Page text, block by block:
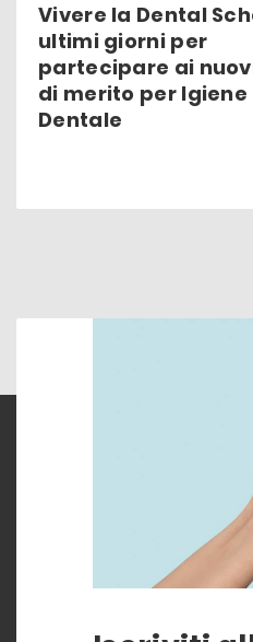
Vivere la Dental
ultimi giorni per
partecipare ai
di merito per Igiene
Dentale